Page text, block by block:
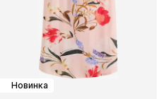
Новинка